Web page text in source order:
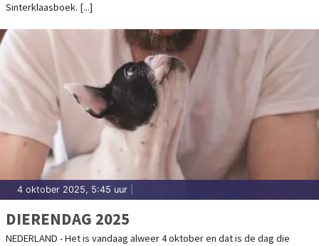
Sinterklaasboek. [...]
4 oktober 2025, 5:45 uur
DIERENDAG 2025
NEDERLAND - Het is vandaag alweer 4 oktober en dat is de dag die